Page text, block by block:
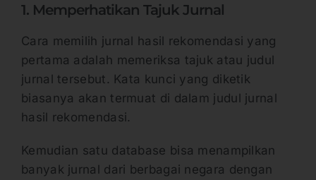
1. Memperhatikan Tajuk Jurnal
Cara memilih jurnal hasil rekomendasi yang
pertama adalah memeriksa tajuk atau judul
jurnal tersebut. Kata kunci yang diketik
biasanya akan termuat di dalam judul jurnal
hasil rekomendasi.
Kemudian satu database bisa menampilkan
banyak jurnal dari berbagai negara dengan